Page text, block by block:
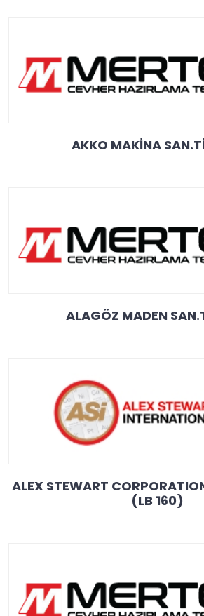
AKKO MAKİNA
ALAGÖZ MADEN
ALEX STEWART
(LB 160)